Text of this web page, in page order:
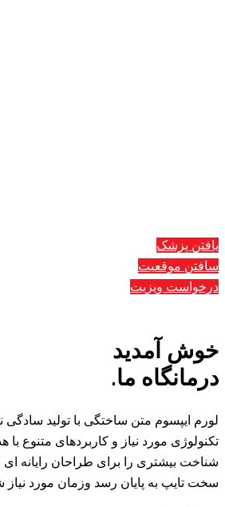
یافتن پزشک
سافتن موقعیت
درخواست ویزیت
خوش آمدید
درمانگاه ما.
لورم ایپسوم متن ساختگی با تولید
تکنولوژی مورد نیاز و کاربردهای متنوع
شناخت بیشتری را برای طراحان رایانه
سخت تایپ به پایان رسد وزمان مورد